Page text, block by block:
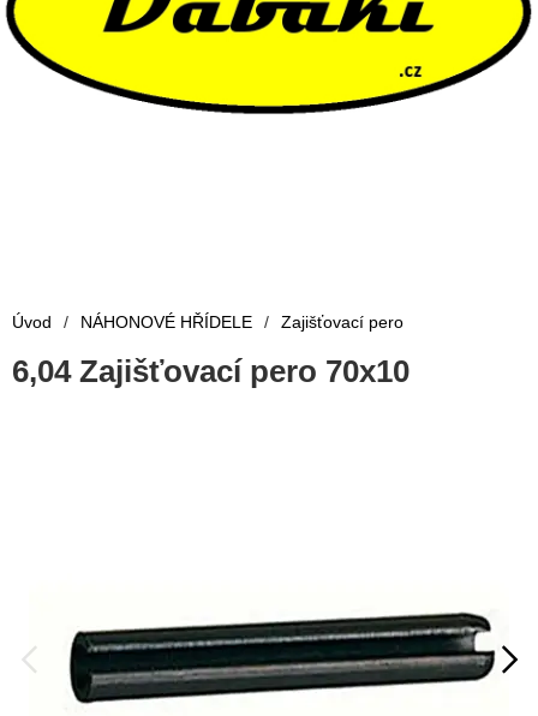
Úvod / NÁHONOVÉ HŘÍDELE / Zajišťovací pero
6,04 Zajišťovací pero 70x10